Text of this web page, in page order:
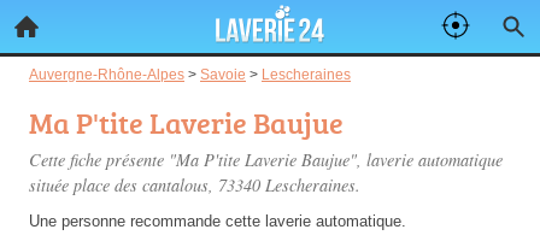
Auvergne-Rhône-Alpes > Savoie > Lescheraines
Ma P'tite Laverie Baujue
Cette fiche présente "Ma P'tite Laverie Baujue", laverie automatique
située place des cantalous, 73340 Lescheraines.
Une personne recommande cette laverie automatique.